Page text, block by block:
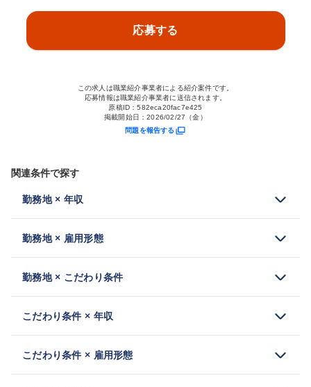
応募する
この求人は職業紹介事業者による紹介案件です。
応募情報は職業紹介事業者に送信されます。
原稿ID：582eca20fac7e425
掲載開始日：2026/02/27（金）
問題を報告する
関連条件で探す
勤務地 × 年収
勤務地 × 雇用形態
勤務地 × こだわり条件
こだわり条件 × 年収
こだわり条件 × 雇用形態